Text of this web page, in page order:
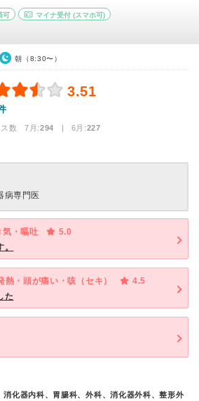
可 マイナ受付 (スマホ可)
朝（8:30〜）
3.51
ス数 7月:294 | 6月:227
病専門医
気・嘔吐
5.0
熱・頭が痛い・咳（セキ）
4.5
た
消化器内科、胃腸科、外科、消化器外科、整形外